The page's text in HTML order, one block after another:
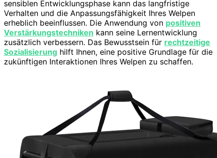
sensiblen Entwicklungsphase kann das langfristige
Verhalten und die Anpassungsfähigkeit Ihres Welpen
erheblich beeinflussen. Die Anwendung von positiven
Verstärkungstechniken kann seine Lernentwicklung
zusätzlich verbessern. Das Bewusstsein für rechtzeitige
Sozialisierung hilft Ihnen, eine positive Grundlage für die
zukünftigen Interaktionen Ihres Welpen zu schaffen.